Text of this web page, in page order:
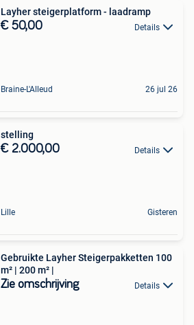
Layher steigerplatform - laadramp
€ 50,00 Details
Braine-L'Alleud 26 jul 26
stelling
€ 2.000,00 Details
Lille Gisteren
Gebruikte Layher Steigerpakketten 100
m² | 200 m² |
Zie omschrijving Details